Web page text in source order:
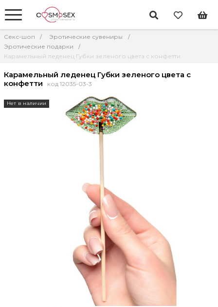
Секс-шоп
Эротические сувениры
Эротические подарки
Карамельный леденец Губки зеленого цвета с конфетти
Карамельный леденец Губки зеленого цвета с
конфетти
код 12035-03-3
Нет в наличии